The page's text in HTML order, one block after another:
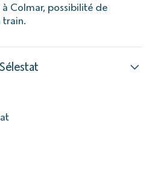
Colmar, possibilité de
train.